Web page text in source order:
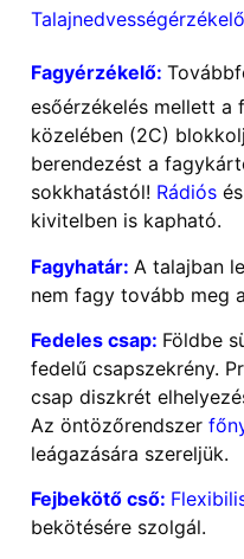
Fagyérzékelő:
esőérzékelés mellett a
közelében (2C)
berendezést a
sokkhatástól! Rádiós
kivitelben is kapható.
Fagyhatár: A talajban
nem fagy tovább meg
Fedeles csap: Földbe
fedelű csapszekrény.
csap diszkrét
Az öntözőrendszer
leágazására szereljük.
Fejbekötő cső:
bekötésére szolgál.